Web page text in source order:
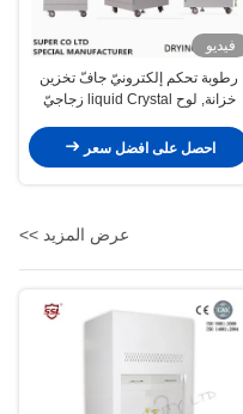
فيديو
رطوبة تحكم إلكترونيّ جافّ تخزين
خزانة, لوح liquid Crystal زجاجيّ
احصل على افضل سعر
عرض المزيد >>